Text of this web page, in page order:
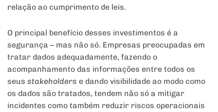
relação ao cumprimento de leis.
O principal benefício desses investimentos é a
segurança – mas não só. Empresas preocupadas em
tratar dados adequadamente, fazendo o
acompanhamento das informações entre todos os
seus stakeholders e dando visibilidade ao modo como
os dados são tratados, tendem não só a mitigar
incidentes como também reduzir riscos operacionais